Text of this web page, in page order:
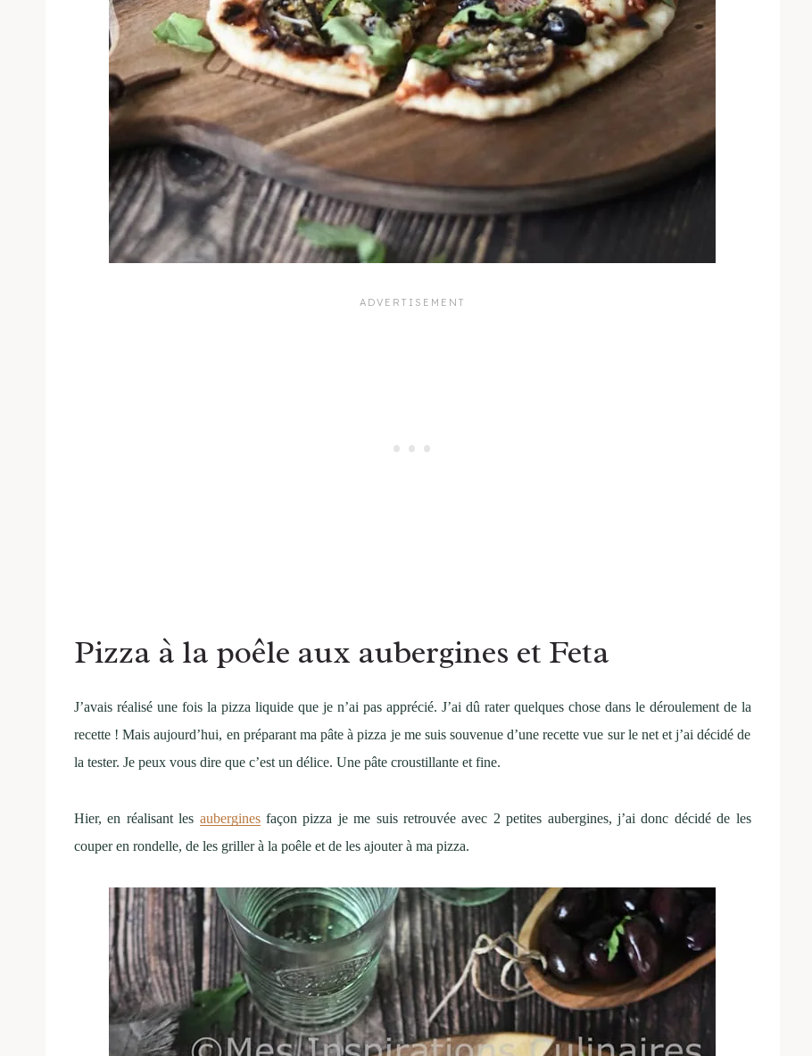
Pizza à la poêle aux aubergines et Feta
J’avais réalisé une fois la pizza liquide que je n’ai pas apprécié. J’ai dû rater quelques chose dans le déroulement de la
recette ! Mais aujourd’hui, en préparant ma pâte à pizza je me suis souvenue d’une recette vue sur le net et j’ai décidé de
la tester. Je peux vous dire que c’est un délice. Une pâte croustillante et fine.
Hier, en réalisant les auberginesfaçon pizza je me suis retrouvée avec 2 petites aubergines, j’ai donc décidé de les
couper en rondelle, de les griller à la poêle et de les ajouter à ma pizza.